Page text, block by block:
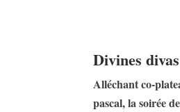
Divines divas
Alléchant co-
pascal, la soirée